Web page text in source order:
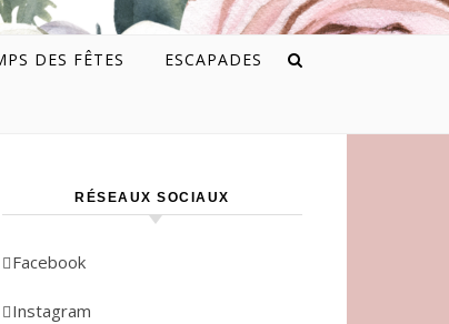
DES FÊTES ESCAPADES
RÉSEAUX SOCIAUX
Facebook
Instagram